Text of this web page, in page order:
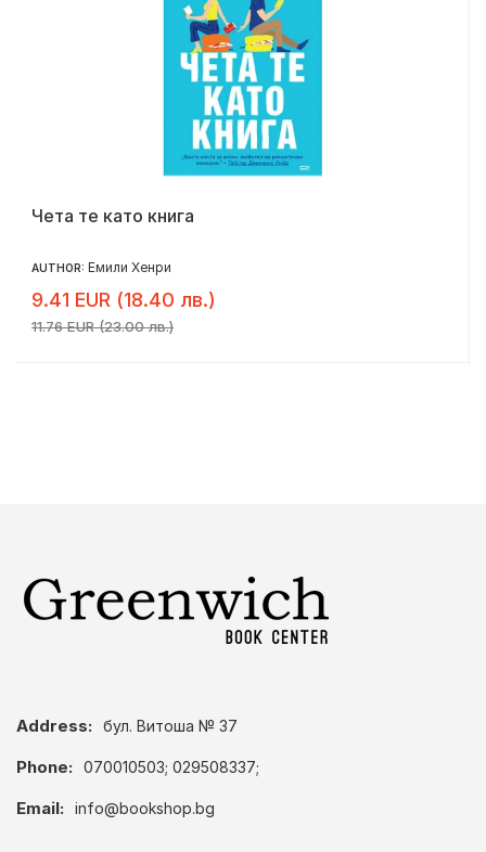
Чета те като книга
AUTHOR: Емили Хенри
9.41 EUR (18.40 лв.)
11.76 EUR (23.00 лв.)
Address: бул. Витоша № 37
Phone: 070010503; 029508337;
Email: info@bookshop.bg